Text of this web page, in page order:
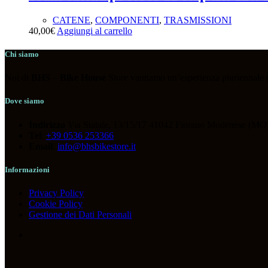
CATENE, COMPONENTI, TRASMISSIONI
40,00€ Aggiungi al carrello
Chi siamo
Dove siamo
+39 0536 253366
info@bhsbikestore.it
Informazioni
Privacy Policy
Cookie Policy
Gestione dei Dati Personali